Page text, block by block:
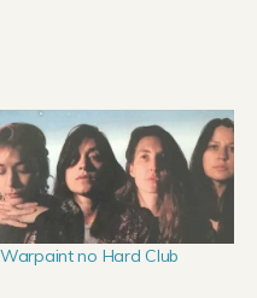
Warpaint no Hard Club